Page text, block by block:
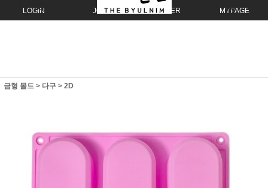
LOGIN JOIN ORDER MYPAGE
금형 몰드 > 다구 > 2D